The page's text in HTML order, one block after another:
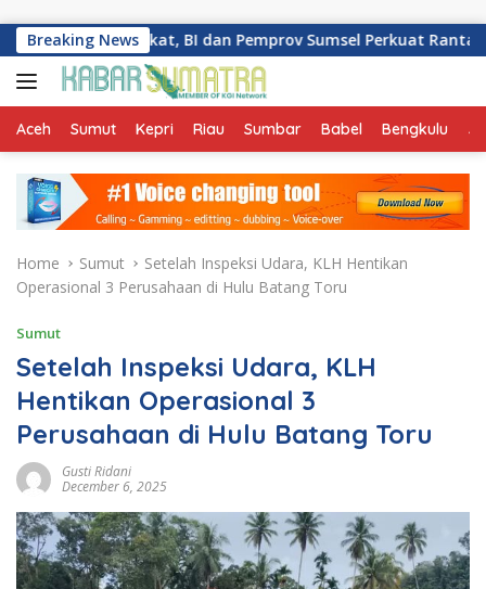
Breaking News
Meningkat, BI dan Pemprov Sumsel Perkuat Rantai Pasok
Aceh Sumut Kepri Riau Sumbar Babel Bengkulu
Home Sumut
Setelah Inspeksi Udara, KLH Hentikan
Operasional 3 Perusahaan di Hulu Batang Toru
Sumut
Setelah Inspeksi Udara, KLH
Hentikan Operasional 3
Perusahaan di Hulu Batang Toru
Gusti Ridani
December 6, 2025